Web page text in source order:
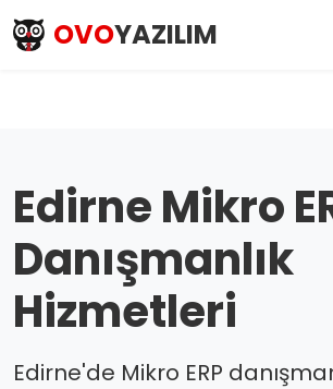
OVOYAZILIM
Edirne Mikro
Danışmanlık
Hizmetleri
Edirne'de Mikro ERP